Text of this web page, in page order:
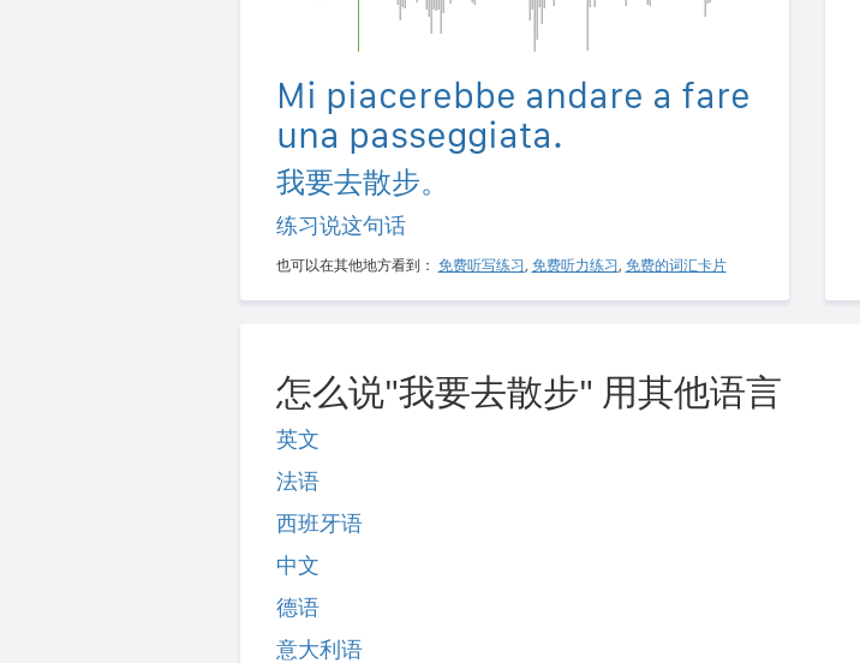
Mi piacerebbe andare a fare
una passeggiata.
我要去散步。
练习说这句话
也可以在其他地方看到： 免费听写练习, 免费听力练习, 免费的词汇卡片
怎么说"我要去散步" 用其他语言
英文
法语
西班牙语
中文
德语
意大利语